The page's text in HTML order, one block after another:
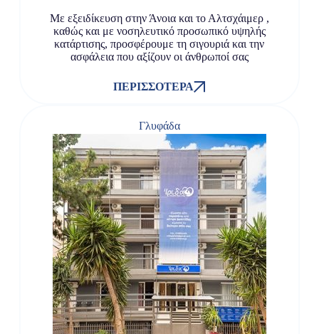
Με εξειδίκευση στην Άνοια και το Αλτσχάιμερ ,
καθώς και με νοσηλευτικό προσωπικό υψηλής
κατάρτισης, προσφέρουμε τη σιγουριά και την
ασφάλεια που αξίζουν οι άνθρωποί σας
ΠΕΡΙΣΣΌΤΕΡΑ
Γλυφάδα